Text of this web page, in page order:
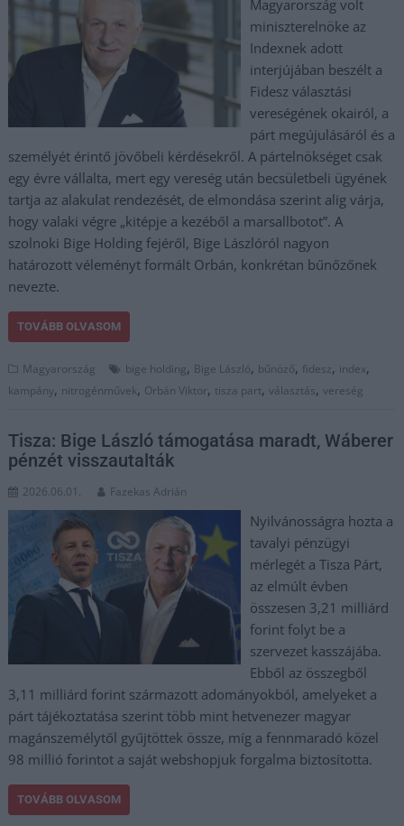
Magyarország volt
miniszterelnöke az
Indexnek adott
interjújában beszélt a
Fidesz választási
vereségének okairól, a
párt megújulásáról és a
személyét érintő jövőbeli kérdésekről. A pártelnökséget csak
egy évre vállalta, mert egy vereség után becsületbeli ügyének
tartja az alakulat rendezését, de elmondása szerint alig várja,
hogy valaki végre „kitépje a kezéből a marsallbotot”. A
szolnoki Bige Holding fejéről, Bige Lászlóról nagyon
határozott véleményt formált Orbán, konkrétan bűnőzőnek
nevezte.
TOVÁBB OLVASOM
Magyarország bige holding, Bige László, bűnöző, fidesz, index,
kampány, nitrogénművek, Orbán Viktor, tisza part,választás,vereség
Tisza: Bige László támogatása maradt, Wáberer
pénzét visszautalták
2026.06.01. Fazekas Adrián
Nyilvánosságra hozta a
tavalyi pénzügyi
mérlegét a Tisza Párt,
az elmúlt évben
összesen 3,21 milliárd
forint folyt be a
szervezet kasszájába.
Ebből az összegből
3,11 milliárd forint származott adományokból, amelyeket a
párt tájékoztatása szerint több mint hetvenezer magyar
magánszemélytől gyűjtöttek össze, míg a fennmaradó közel
98 millió forintot a saját webshopjuk forgalma biztosította.
TOVÁBB OLVASOM